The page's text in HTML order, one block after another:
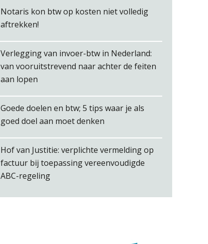
Kirsten Roskam
Notaris kon btw op kosten niet volledig
aftrekken!
Verlegging van invoer-btw in Nederland:
van vooruitstrevend naar achter de feiten
aan lopen
Goede doelen en btw; 5 tips waar je als
goed doel aan moet denken
Hof van Justitie: verplichte vermelding op
factuur bij toepassing vereenvoudigde
ABC-regeling